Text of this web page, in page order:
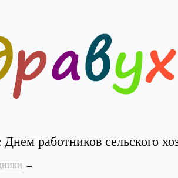
работников сельского